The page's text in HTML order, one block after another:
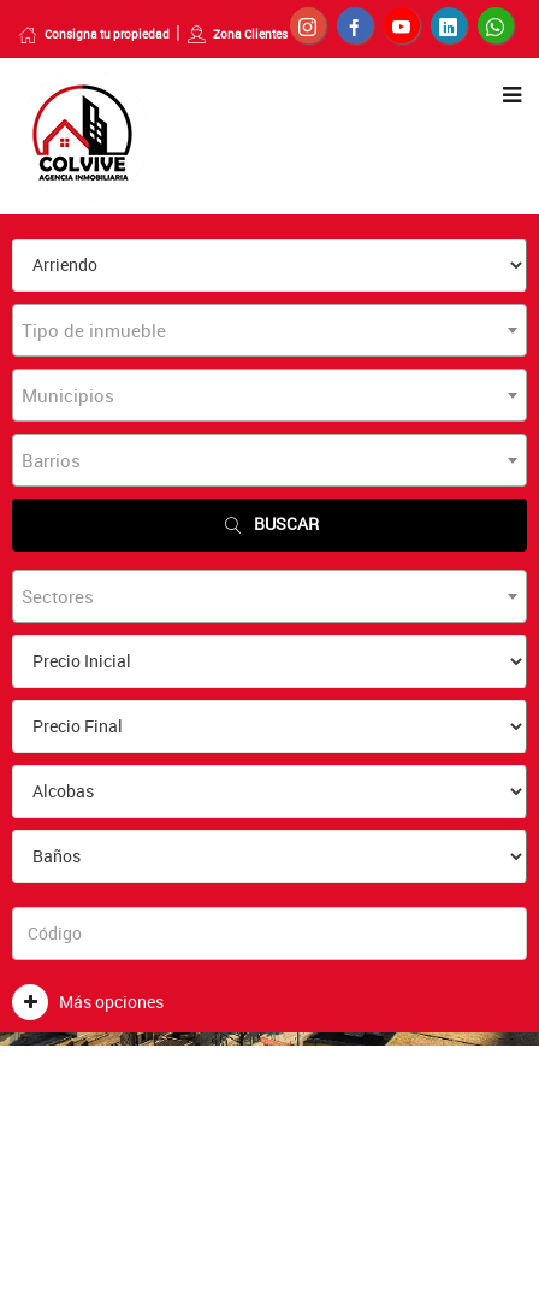
Consigna tu propiedad Zona Clientes
Tipo de inmueble
Municipios
Barrios
BUSCAR
Sectores
Más opciones